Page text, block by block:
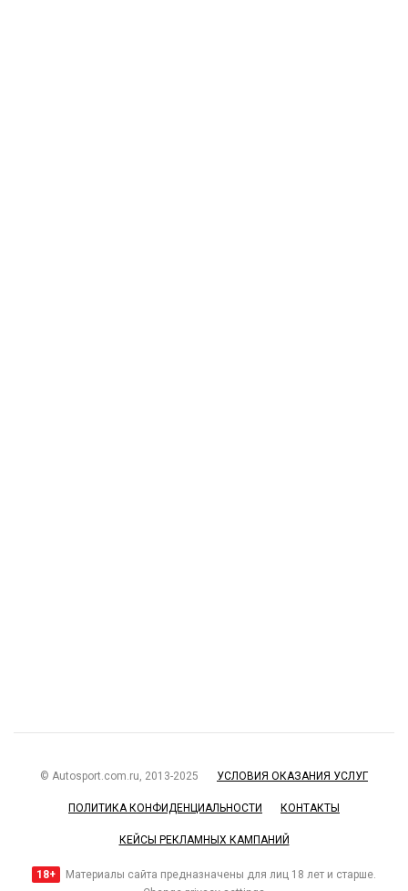
© Autosport.com.ru, 2013-2025 УСЛОВИЯ ОКАЗАНИЯ УСЛУГ
ПОЛИТИКА КОНФИДЕНЦИАЛЬНОСТИ КОНТАКТЫ
КЕЙСЫ РЕКЛАМНЫХ КАМПАНИЙ
18+
Материалы сайта предназначены для лиц 18 лет и старше.